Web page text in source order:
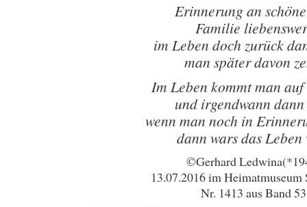
Erinnerung an
Familie
im Leben doch zurück
man später davon
Im Leben kommt man
und irgendwann
wenn man noch in
dann wars das Leben
©Gerhard
13.07.2016 im Heimatmuseum
Nr. 1413 aus Band 53